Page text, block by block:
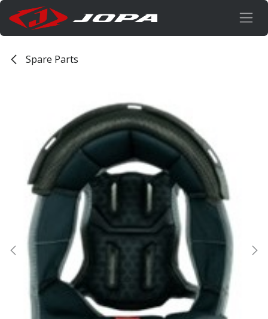
Overslaan naar inhoud
Spare Parts